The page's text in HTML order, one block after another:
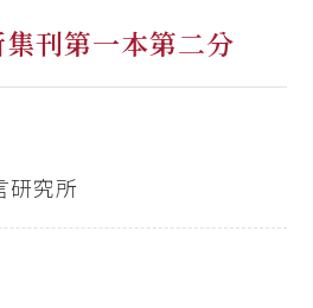
刊第一本第二分
研究所